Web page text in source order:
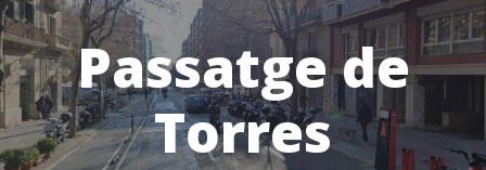
Passatge de
Torres